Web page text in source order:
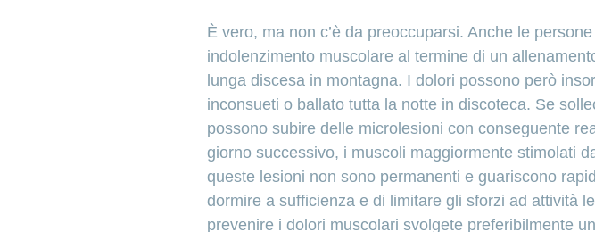
È vero, ma non c’è da preoccuparsi. Anche le
indolenzimento muscolare al termine di un
lunga discesa in montagna. I dolori possono però
inconsueti o ballato tutta la notte in discoteca. Se
possono subire delle microlesioni con conseguente
giorno successivo, i muscoli maggiormente stimolati
queste lesioni non sono permanenti e guariscono
dormire a sufficienza e di limitare gli sforzi ad attività
prevenire i dolori muscolari svolgete preferibilmente